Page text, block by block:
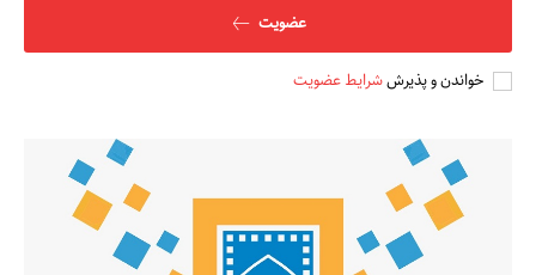
عضویت
خواندن و پذیرششرایط عضویت